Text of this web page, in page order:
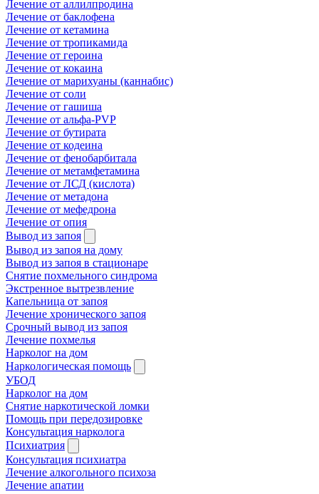
Лечение от аллилпродина
Лечение от баклофена
Лечение от кетамина
Лечение от тропикамида
Лечение от героина
Лечение от кокаина
Лечение от марихуаны (каннабис)
Лечение от соли
Лечение от гашиша
Лечение от альфа-PVP
Лечение от бутирата
Лечение от кодеина
Лечение от фенобарбитала
Лечение от метамфетамина
Лечение от ЛСД (кислота)
Лечение от метадона
Лечение от мефедрона
Лечение от опия
Вывод из запоя
Вывод из запоя на дому
Вывод из запоя в стационаре
Снятие похмельного синдрома
Экстренное вытрезвление
Капельница от запоя
Лечение хронического запоя
Срочный вывод из запоя
Лечение похмелья
Нарколог на дом
Наркологическая помощь
УБОД
Нарколог на дом
Снятие наркотической ломки
Помощь при передозировке
Консультация нарколога
Психиатрия
Консультация психиатра
Лечение алкогольного психоза
Лечение апатии